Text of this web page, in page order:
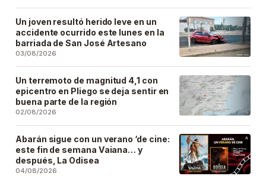
Un joven resultó herido leve en un
accidente ocurrido este lunes en la
barriada de San José Artesano
03/08/2026
Un terremoto de magnitud 4,1 con
epicentro en Pliego se deja sentir en
buena parte de la región
02/08/2026
Abarán sigue con un verano ‘de cine:
este fin de semana Vaiana… y
después, La Odisea
04/08/2026